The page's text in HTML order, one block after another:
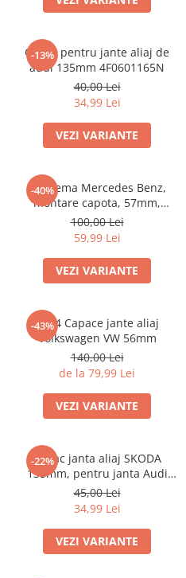
-13%
Capac pentru jante aliaj de
audi 135mm 4F0601165N
40,00 Lei
34,99 Lei
VEZI VARIANTE
-40%
Emblema Mercedes Benz,
montare capota, 57mm,
A2048170616
100,00 Lei
59,99 Lei
VEZI VARIANTE
-43%
Set 4 Capace jante aliaj
Volkswagen VW 56mm
140,00 Lei
de la 79,99 Lei
VEZI VARIANTE
-22%
Capac janta aliaj SKODA
135mm, pentru janta Audi
4F0601165N
45,00 Lei
34,99 Lei
VEZI VARIANTE